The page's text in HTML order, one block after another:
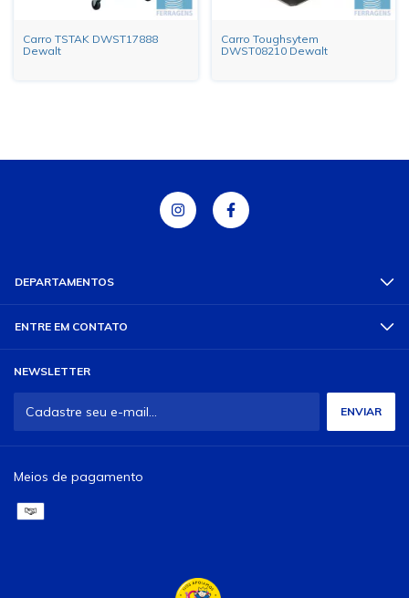
Carro TSTAK DWST17888
Dewalt
Carro Toughsytem
DWST08210 Dewalt
DEPARTAMENTOS
ENTRE EM CONTATO
NEWSLETTER
Meios de pagamento